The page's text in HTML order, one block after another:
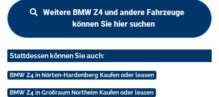
Weitere BMW Z4 und andere Fahrzeuge
können Sie hier suchen
Stattdessen können Sie auch:
BMW Z4 in Nörten-Hardenberg Kaufen oder leasen
BMW Z4 in Großraum Northeim Kaufen oder leasen